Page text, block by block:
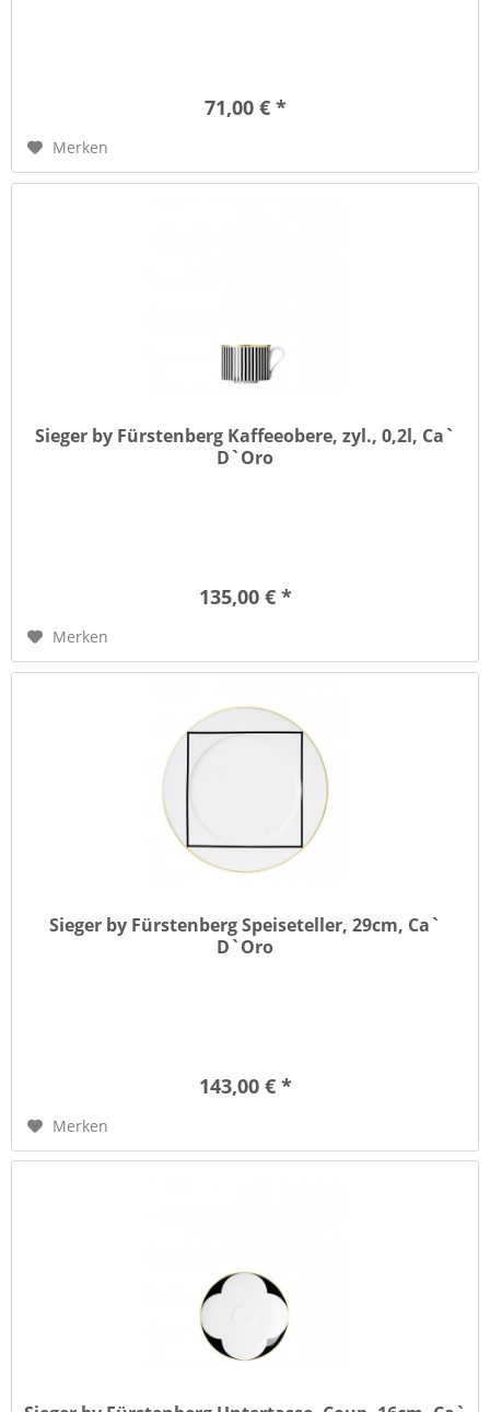
71,00 € *
Merken
Sieger by Fürstenberg Kaffeeobere, zyl., 0,2l, Ca`
D`Oro
135,00 € *
Merken
Sieger by Fürstenberg Speiseteller, 29cm, Ca`
D`Oro
143,00 € *
Merken